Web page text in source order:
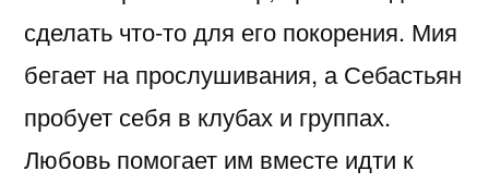
сделать что-то для его покорения. Мия
бегает на прослушивания, а Себастьян
пробует себя в клубах и группах.
Любовь помогает им вместе идти к